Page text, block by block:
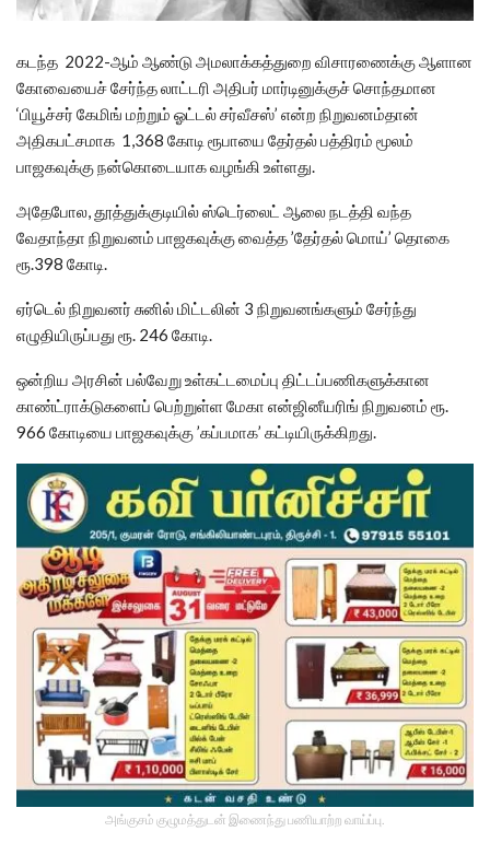
கடந்த 2022-ஆம் ஆண்டு அமலாக்கத்துறை விசாரணைக்கு ஆளான
கோவையைச் சேர்ந்த லாட்டரி அதிபர் மார்டினுக்குச் சொந்தமான
‘பியூச்சர் கேமிங் மற்றும் ஓட்டல் சர்வீசஸ்’ என்ற நிறுவனம்தான்
அதிகபட்சமாக 1,368 கோடி ரூபாயை தேர்தல் பத்திரம் மூலம்
பாஜகவுக்கு நன்கொடையாக வழங்கி உள்ளது.
அதேபோல, தூத்துக்குடியில் ஸ்டெர்லைட் ஆலை நடத்தி வந்த
வேதாந்தா நிறுவனம் பாஜகவுக்கு வைத்த ’தேர்தல் மொய்’ தொகை
ரூ.398 கோடி.
ஏர்டெல் நிறுவனர் சுனில் மிட்டலின் 3 நிறுவனங்களும் சேர்ந்து
எழுதியிருப்பது ரூ. 246 கோடி.
ஒன்றிய அரசின் பல்வேறு உள்கட்டமைப்பு திட்டப்பணிகளுக்கான
காண்ட்ராக்டுகளைப் பெற்றுள்ள மேகா என்ஜினீயரிங் நிறுவனம் ரூ.
966 கோடியை பாஜகவுக்கு ’கப்பமாக’ கட்டியிருக்கிறது.
அங்குசம் குழுமத்துடன் இணைந்து பணியாற்ற வாய்ப்பு.